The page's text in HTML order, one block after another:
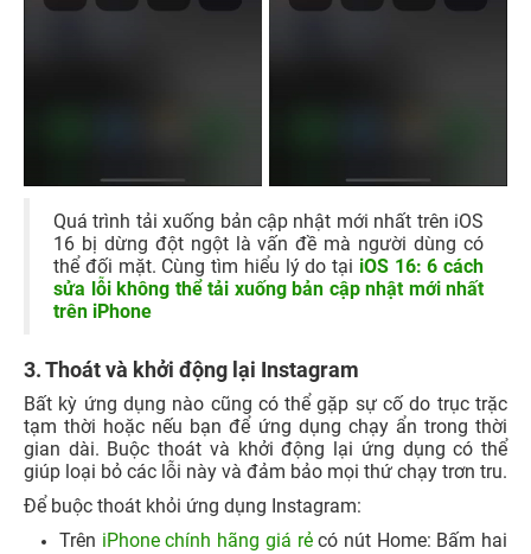
Quá trình tải xuống bản cập nhật mới nhất trên iOS
16 bị dừng đột ngột là vấn đề mà người dùng có
thể đối mặt. Cùng tìm hiểu lý do tại iOS 16: 6 cách
sửa lỗi không thể tải xuống bản cập nhật mới nhất
trên iPhone
3. Thoát và khởi động lại Instagram
Bất kỳ ứng dụng nào cũng có thể gặp sự cố do trục trặc
tạm thời hoặc nếu bạn để ứng dụng chạy ẩn trong thời
gian dài. Buộc thoát và khởi động lại ứng dụng có thể
giúp loại bỏ các lỗi này và đảm bảo mọi thứ chạy trơn tru.
Để buộc thoát khỏi ứng dụng Instagram:
Trên iPhone chính hãng giá rẻcó nút Home: Bấm hai